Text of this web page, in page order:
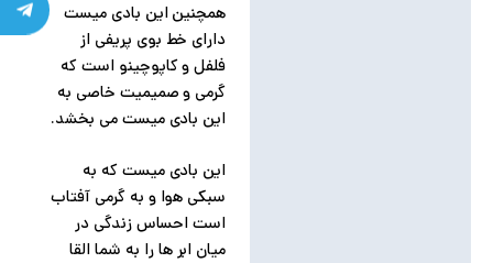
همچنین این بادی میست
دارای خط بوی پریفی از
فلفل و کاپوچینو است که
گرمی و صمیمیت خاصی به
این بادی میست می بخشد.
این بادی میست که به
سبکی هوا و به گرمی آفتاب
است احساس زندگی در
میان ابر ها را به شما القا